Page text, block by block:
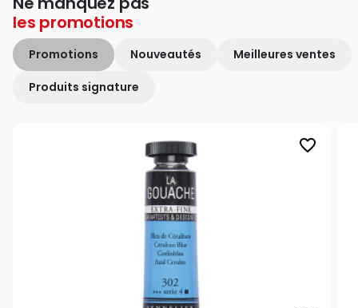
les promotions
Promotions Nouveautés Meilleures ventes
Produits signature
favorite_border